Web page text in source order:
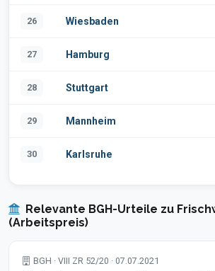
26 Wiesbaden
27 Hamburg
28 Stuttgart
29 Mannheim
30 Karlsruhe
Relevante BGH-Urteile zu
(Arbeitspreis)
BGH · VIII ZR 52/20 · 07.07.2021